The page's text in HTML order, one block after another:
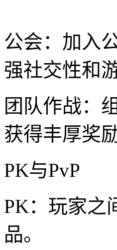
公会：加入
强社交性和
团队作战：
获得丰厚奖励
PK与PvP
PK：玩家之
品。